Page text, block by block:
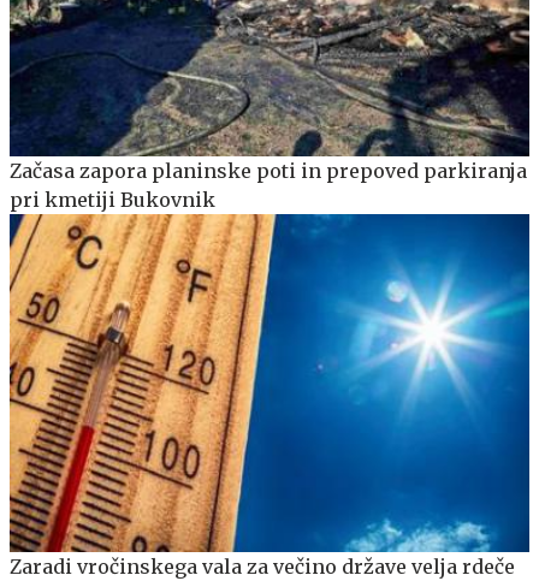
Začasa zapora planinske poti in prepoved parkiranja
pri kmetiji Bukovnik
Zaradi vročinskega vala za večino države velja rdeče